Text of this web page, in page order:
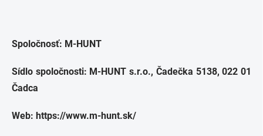
Spoločnosť: M-HUNT
Sídlo spoločnosti: M-HUNT s.r.o., Čadečka 5138, 022 01
Čadca
Web: https://www.m-hunt.sk/